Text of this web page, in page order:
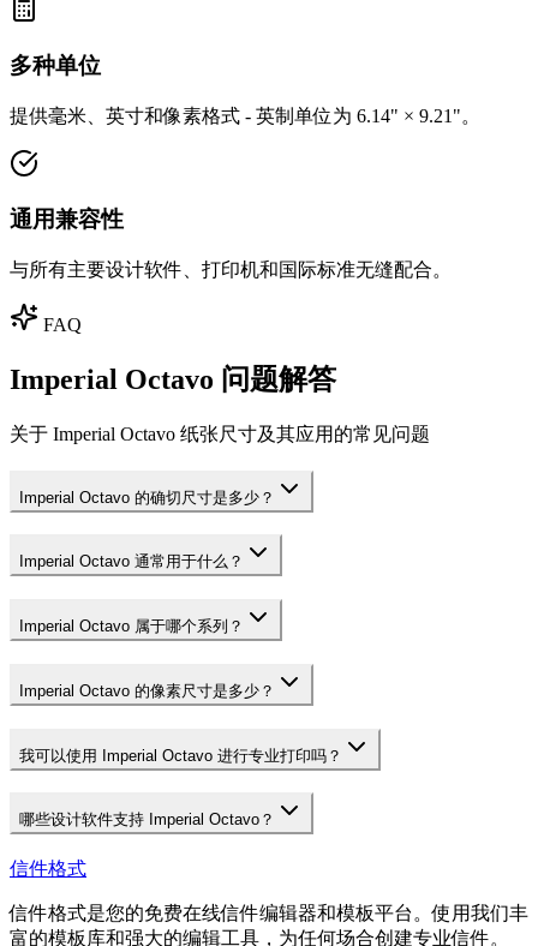
多种单位
提供毫米、英寸和像素格式 - 英制单位为 6.14" × 9.21"。
通用兼容性
与所有主要设计软件、打印机和国际标准无缝配合。
FAQ
Imperial Octavo 问题解答
关于 Imperial Octavo 纸张尺寸及其应用的常见问题
Imperial Octavo 的确切尺寸是多少？
Imperial Octavo 通常用于什么？
Imperial Octavo 属于哪个系列？
Imperial Octavo 的像素尺寸是多少？
我可以使用 Imperial Octavo 进行专业打印吗？
哪些设计软件支持 Imperial Octavo？
信件格式
信件格式是您的免费在线信件编辑器和模板平台。使用我们丰
富的模板库和强大的编辑工具，为任何场合创建专业信件。